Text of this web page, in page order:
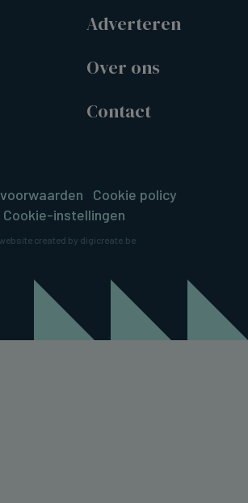
Adverteren
Over ons
Contact
Cookie policy
Cookie-instellingen
website created by digicreate.be